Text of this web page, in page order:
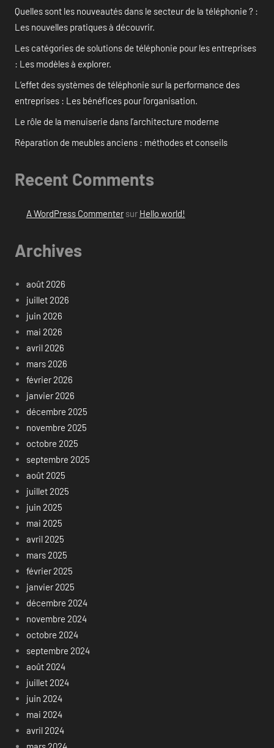
Quelles sont les nouveautés dans le secteur de la téléphonie ? :
Les nouvelles pratiques à découvrir.
Les catégories de solutions de téléphonie pour les entreprises
: Les modèles à explorer.
L’effet des systèmes de téléphonie sur la performance des
entreprises : Les bénéfices pour l’organisation.
Le rôle de la menuiserie dans l’architecture moderne
Réparation de meubles anciens : méthodes et conseils
Recent Comments
A WordPress Commentersur Hello world!
Archives
août 2026
juillet 2026
juin 2026
mai 2026
avril 2026
mars 2026
février 2026
janvier 2026
décembre 2025
novembre 2025
octobre 2025
septembre 2025
août 2025
juillet 2025
juin 2025
mai 2025
avril 2025
mars 2025
février 2025
janvier 2025
décembre 2024
novembre 2024
octobre 2024
septembre 2024
août 2024
juillet 2024
juin 2024
mai 2024
avril 2024